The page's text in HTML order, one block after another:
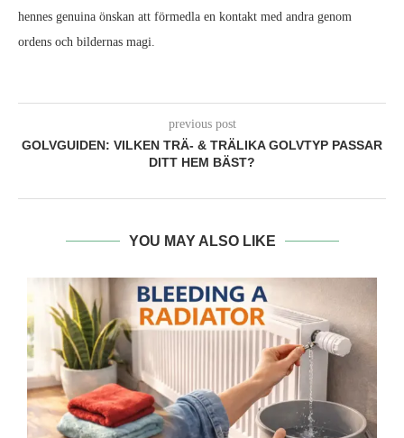
hennes genuina önskan att förmedla en kontakt med andra genom
ordens och bildernas magi.
previous post
GOLVGUIDEN: VILKEN TRÄ- & TRÄLIKA GOLVTYP PASSAR
DITT HEM BÄST?
YOU MAY ALSO LIKE